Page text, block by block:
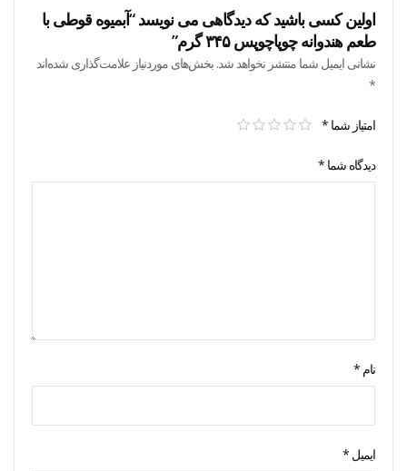
اولین کسی باشید که دیدگاهی می نویسد “آبمیوه قوطی با
طعم هندوانه چوپاچوپس ۳۴۵ گرم”
نشانی ایمیل شما منتشر نخواهد شد. بخش‌های موردنیاز علامت‌گذاری شده‌اند
*
امتیاز شما *
دیدگاه شما *
نام *
ایمیل *